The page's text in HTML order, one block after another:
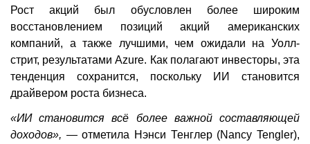
Рост акций был обусловлен более широким
восстановлением позиций акций американских
компаний, а также лучшими, чем ожидали на Уолл-
стрит, результатами Azure. Как полагают инвесторы, эта
тенденция сохранится, поскольку ИИ становится
драйвером роста бизнеса.
«ИИ становится всё более важной составляющей
доходов», —отметила Нэнси Тенглер (Nancy Tengler),